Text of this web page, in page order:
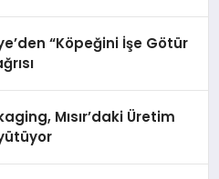
“Köpeğini İşe Götür
Mısır’daki Üretim